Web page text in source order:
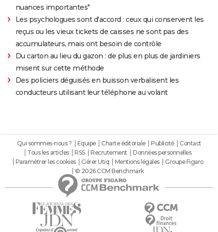
nuances importantes"
Les psychologues sont d'accord : ceux qui conservent les
reçus ou les vieux tickets de caisses ne sont pas des
accumulateurs, mais ont besoin de contrôle
Du carton au lieu du gazon : de plus en plus de jardiniers
misent sur cette méthode
Des policiers déguisés en buisson verbalisent les
conducteurs utilisant leur téléphone au volant
Qui sommes-nous ? Equipe Charte éditoriale Publicité
Contact
Tous les articles
RSS Recrutement
Données personnelles
Paramétrer les cookies
Gérer Utiq Mentions légales
Groupe Figaro
© 2026 CCM Benchmark